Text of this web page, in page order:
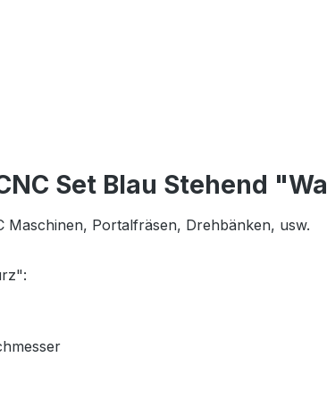
Set Blau Stehend
Maschinen, Portalfräsen, Drehbänken, usw.